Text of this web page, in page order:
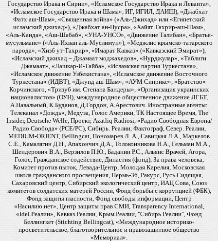
Государство Ирака и Сирии», «Исламское Государство Ирака и Леванта»,
«Исламское Государство Ирака и Шама», ИГ, ИГИЛ, ДАИШ), «Джабхат
Фатх аш-Шам», «Священная война» («Аль-Джихад» или «Египетский
исламский джихад»), «Джабхат ан-Нусра», «Хайят Тахрир-аш-Шам»,
«Аль-Каида», «Аш-Шабаб», «УНА-УНСО», «Движение Талибан», «Братья-
мусульмане» («Аль-Ихван аль-Муслимун»), «Меджлис крымско-татарского
народа», «Хизб ут-Тахрир», «Имарат Кавказ» («Кавказский Эмират»),
«Исламский джихад – Джамаат моджахедов», «Нурджулар», «Таблиги
Джамаат», «Лашкар-И-Тайба», «Исламская партия Туркестана»,
«Исламское движение Узбекистана», «Исламское движение Восточного
Туркестана» (ИДВТ), «Джунд аш-Шам», «АУМ Синрике», «Братство»
Корчинского, «Тризуб им. Степана Бандеры», «Организация украинских
националистов» (ОУН), международное общественное движение ЛГБТ,
А.Навальный, К.Буданов, Д.Гордон, А.Арестович. Иностранные агенты:
Телеканал «Дождь», Медуза, Голос Америки, ТК Настоящее Время, The
Insider, Deutsche Welle, Проект, Azatliq Radiosi, «Радио Свободная Европа/
Радио Свобода» (PCE/PC), Сибирь. Реалии, Фактограф, Север. Реалии,
MEDIUM-ORIENT, Bellingcat, Пономарев Л. А., Савицкая Л.А., Маркелов
С.Е., Камалягин Д.Н., Апахончич Д.А., Толоконникова Н.А., Гельман М.А.,
Шендерович В.А., Верзилов П.Ю., Баданин Р.С., Альянс Врачей, Агора,
Голос, Гражданское содействие, Династия (фонд), За права человека,
Комитет против пыток, Левада-Центр, Молодая Карелия, Московская
школа гражданского просвещения, Пермь-36, Ракурс, Русь Сидящая,
Сахаровский центр, Сибирский экологический центр, ИАЦ Сова, Союз
комитетов солдатских матерей России, Фонд борьбы с коррупцией (ФБК),
Фонд защиты гласности, Фонд свободы информации, Центр
«Насилию.нет», Центр защиты прав СМИ, Transparency International,
«Idel.Реалии», Кавказ.Реалии, Крым.Реалии, "Сибирь.Реалии", Фонд
Беллингкет (Stichting Bellingcat), «Международное историко-
просветительское, благотворительное и правозащитное общество
«Мемориал».